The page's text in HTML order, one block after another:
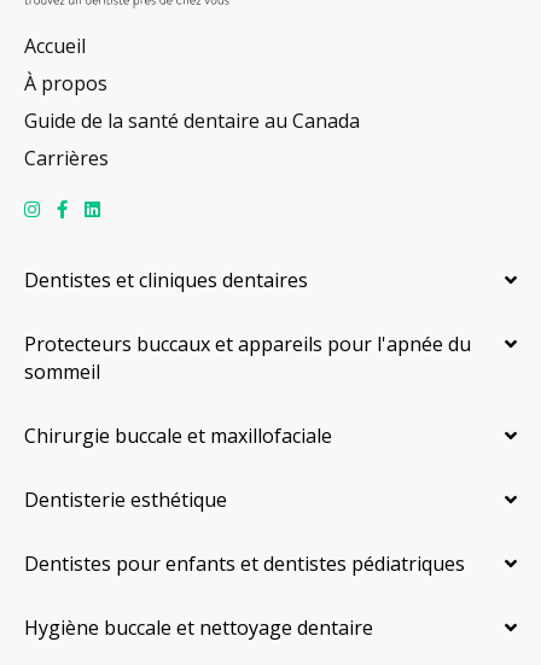
Accueil
À propos
Guide de la santé dentaire au Canada
Carrières
Dentistes et cliniques dentaires
Protecteurs buccaux et appareils pour l'apnée du
sommeil
Chirurgie buccale et maxillofaciale
Dentisterie esthétique
Dentistes pour enfants et dentistes pédiatriques
Hygiène buccale et nettoyage dentaire